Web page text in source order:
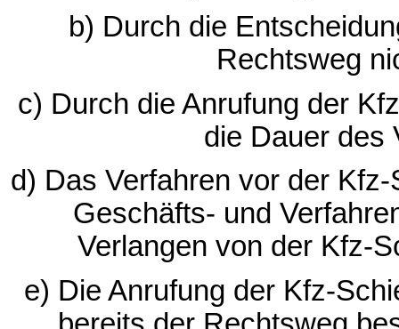
b) Durch die
Rechtsweg
c) Durch die Anrufung der
die Dauer des
d) Das Verfahren vor der
Geschäfts- und
Verlangen von der Kfz-
e) Die Anrufung der Kfz-